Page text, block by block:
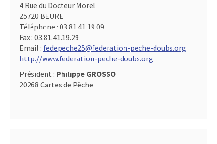
4 Rue du Docteur Morel
25720 BEURE
Téléphone : 03.81.41.19.09
Fax : 03.81.41.19.29
Email : fedepeche25@federation-peche-doubs.org
http://www.federation-peche-doubs.org
Président : Philippe GROSSO
20268 Cartes de Pêche